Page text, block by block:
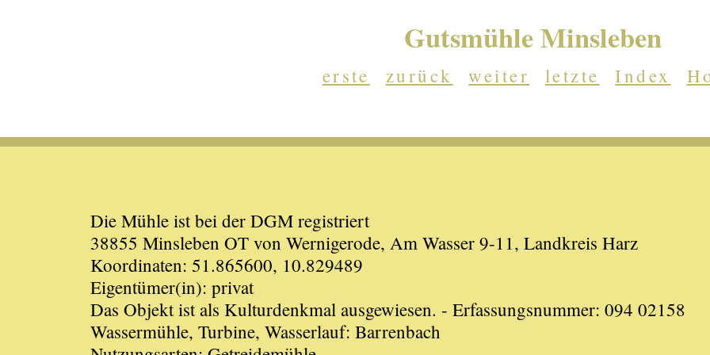
Gutsmühle Minsleben
erste zurück weiter letzte Index
Die Mühle ist bei der DGM registriert
38855 Minsleben OT von Wernigerode, Am Wasser 9-11, Landkreis Harz
Koordinaten: 51.865600, 10.829489
Eigentümer(in): privat
Das Objekt ist als Kulturdenkmal ausgewiesen. - Erfassungsnummer: 094 02158
Wassermühle, Turbine, Wasserlauf: Barrenbach